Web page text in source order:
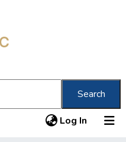
Search
Log In (current)